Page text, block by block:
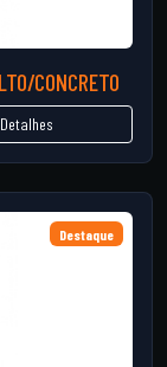
CONCRETO
Detalhes
Destaque